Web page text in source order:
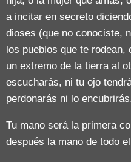
a incitar en secreto
dioses (que no conociste,
los pueblos que te
un extremo de la tierra al
escucharás, ni tu ojo
perdonarás ni lo
Tu mano será la primera
después la mano de todo